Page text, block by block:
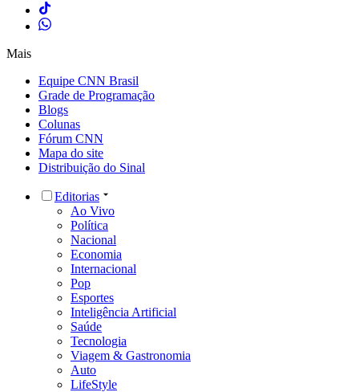
Mais
Equipe CNN Brasil
Grade de Programação
Blogs
Colunas
Fórum CNN
Mapa do site
Distribuição do Sinal
Editorias
Ao Vivo
Política
Nacional
Economia
Internacional
Pop
Esportes
Inteligência Artificial
Saúde
Tecnologia
Viagem & Gastronomia
Auto
LifeStyle